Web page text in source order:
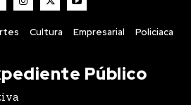
Cultura Empresarial Policiaca
Público